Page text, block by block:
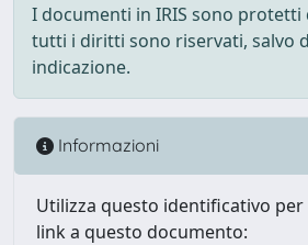
I documenti in IRIS sono protetti
tutti i diritti sono riservati, salvo
indicazione.
Informazioni
Utilizza questo identificativo
link a questo documento: